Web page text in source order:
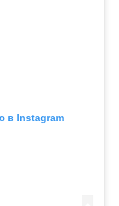
в Instagram